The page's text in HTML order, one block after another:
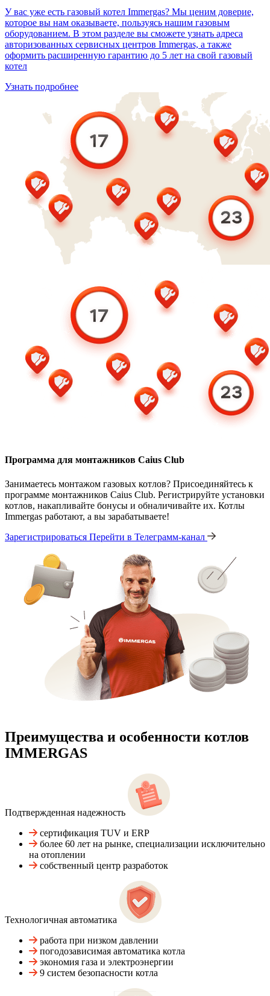
У вас уже есть газовый котел Immergas? Мы ценим доверие,
которое вы нам оказываете, пользуясь нашим газовым
оборудованием. В этом разделе вы сможете узнать адреса
авторизованных сервисных центров Immergas, а также
оформить расширенную гарантию до 5 лет на свой газовый
котел
Узнать подробнее
Программа для монтажников Caius Club
Занимаетесь монтажом газовых котлов? Присоединяйтесь к
программе монтажников Caius Club. Регистрируйте установки
котлов, накапливайте бонусы и обналичивайте их. Котлы
Immergas работают, а вы зарабатываете!
Зарегистрироваться Перейти в Телеграмм-канал
Преимущества и особенности котлов
IMMERGAS
Подтвержденная надежность
сертификация TUV и ERP
более 60 лет на рынке, специализации исключительно
на отоплении
собственный центр разработок
Технологичная автоматика
работа при низком давлении
погодозависимая автоматика котла
экономия газа и электроэнергии
9 систем безопасности котла